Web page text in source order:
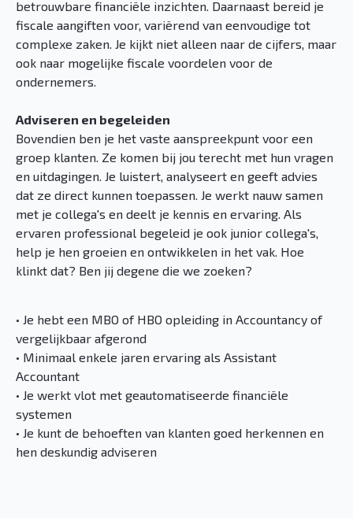
betrouwbare financiële inzichten. Daarnaast bereid je
fiscale aangiften voor, variërend van eenvoudige tot
complexe zaken. Je kijkt niet alleen naar de cijfers, maar
ook naar mogelijke fiscale voordelen voor de
ondernemers.
Adviseren en begeleiden
Bovendien ben je het vaste aanspreekpunt voor een
groep klanten. Ze komen bij jou terecht met hun vragen
en uitdagingen. Je luistert, analyseert en geeft advies
dat ze direct kunnen toepassen. Je werkt nauw samen
met je collega's en deelt je kennis en ervaring. Als
ervaren professional begeleid je ook junior collega's,
help je hen groeien en ontwikkelen in het vak. Hoe
klinkt dat? Ben jij degene die we zoeken?
• Je hebt een MBO of HBO opleiding in Accountancy of
vergelijkbaar afgerond
• Minimaal enkele jaren ervaring als Assistant
Accountant
• Je werkt vlot met geautomatiseerde financiële
systemen
• Je kunt de behoeften van klanten goed herkennen en
hen deskundig adviseren